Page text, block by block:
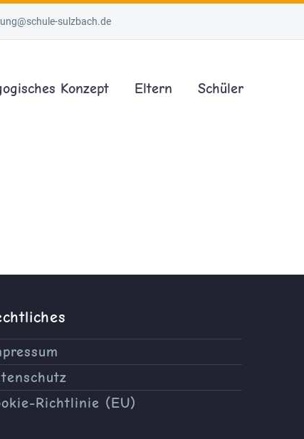
sulzbach.de
Konzept Eltern Schüler
Richtlinie (EU)